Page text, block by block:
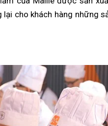
cho khách hàng những